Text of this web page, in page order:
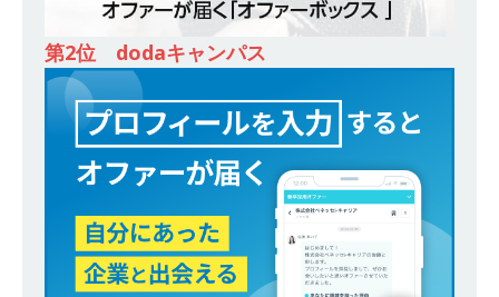
除・面接確約!! ｜ 1dayインターンあり 】 東京勤
務限定 ｜ 世界No.1の不動産投資市場東京で投資
件販売までを担う ｜ 平均年収809万 ｜ 年間休日
130日・土日祝完全休み ｜ スタンダード上場 ｜
明豊エンタープライズ
体育会積極採用企業
[ 2026年5月14日 ] 【 28卒 ｜ 適性検査合否免
除・面接確約!! ｜ 1dayインターンあり 】東京勤
第2位 dodaキャンパス